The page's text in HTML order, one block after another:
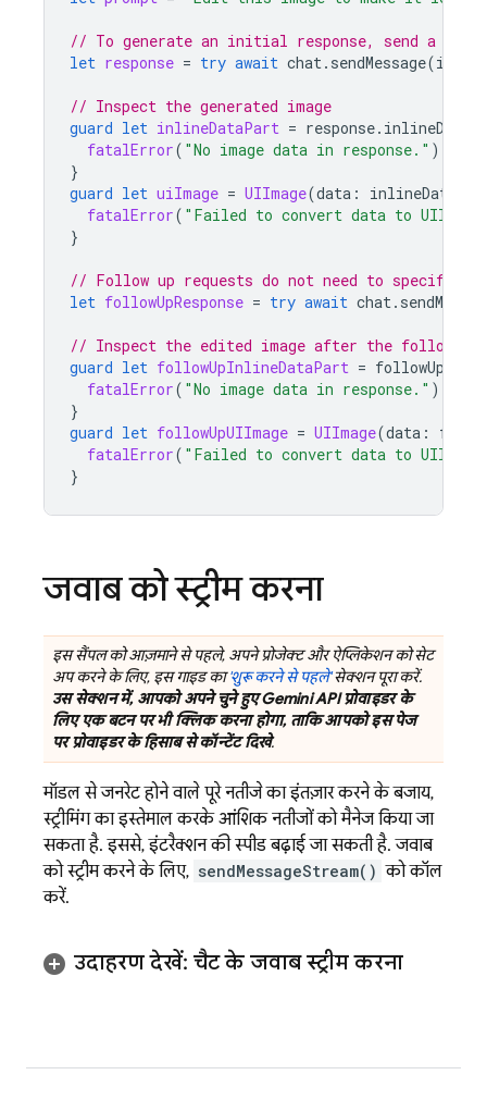
// To generate an initial response, send a user
let response = try await chat. sendMessage(image
// Inspect the generated image
guard let inlineDataPart = response.
fatalError( "No image data in response." )
}
guard let uiImage = UIImage(data :
fatalError( "Failed to convert data to
}
// Follow up requests do not need to specify
let followUpResponse = try await chat.
// Inspect the edited image after the follow up
guard let followUpInlineDataPart =
fatalError( "No image data in response." )
}
guard let followUpUIImage = UIImage(data :
fatalError( "Failed to convert data to
}
जवाब को स्ट्रीम करना
इस सैंपल को आज़माने से पहले, अपने प्रोजेक्ट और ऐप्लिकेशन को सेट
अप करने के लिए, इस गाइड का'शुरू करने से पहले'सेक्शन पूरा करें.
उस सेक्शन में, आपको अपने चुने हुएGemini APIप्रोवाइडर के
लिए एक बटन पर भी क्लिक करना होगा, ताकि आपको इस पेज
पर प्रोवाइडर के हिसाब से कॉन्टेंट दिखे.
मॉडल से जनरेट होने वाले पूरे नतीजे का इंतज़ार करने के बजाय,
स्ट्रीमिंग का इस्तेमाल करके आंशिक नतीजों को मैनेज किया जा
सकता है. इससे, इंटरैक्शन की स्पीड बढ़ाई जा सकती है. जवाब
को स्ट्रीम करने के लिए, sendMessageStream() को कॉल
करें.
उदाहरण देखें: चैट के जवाब स्ट्रीम करना